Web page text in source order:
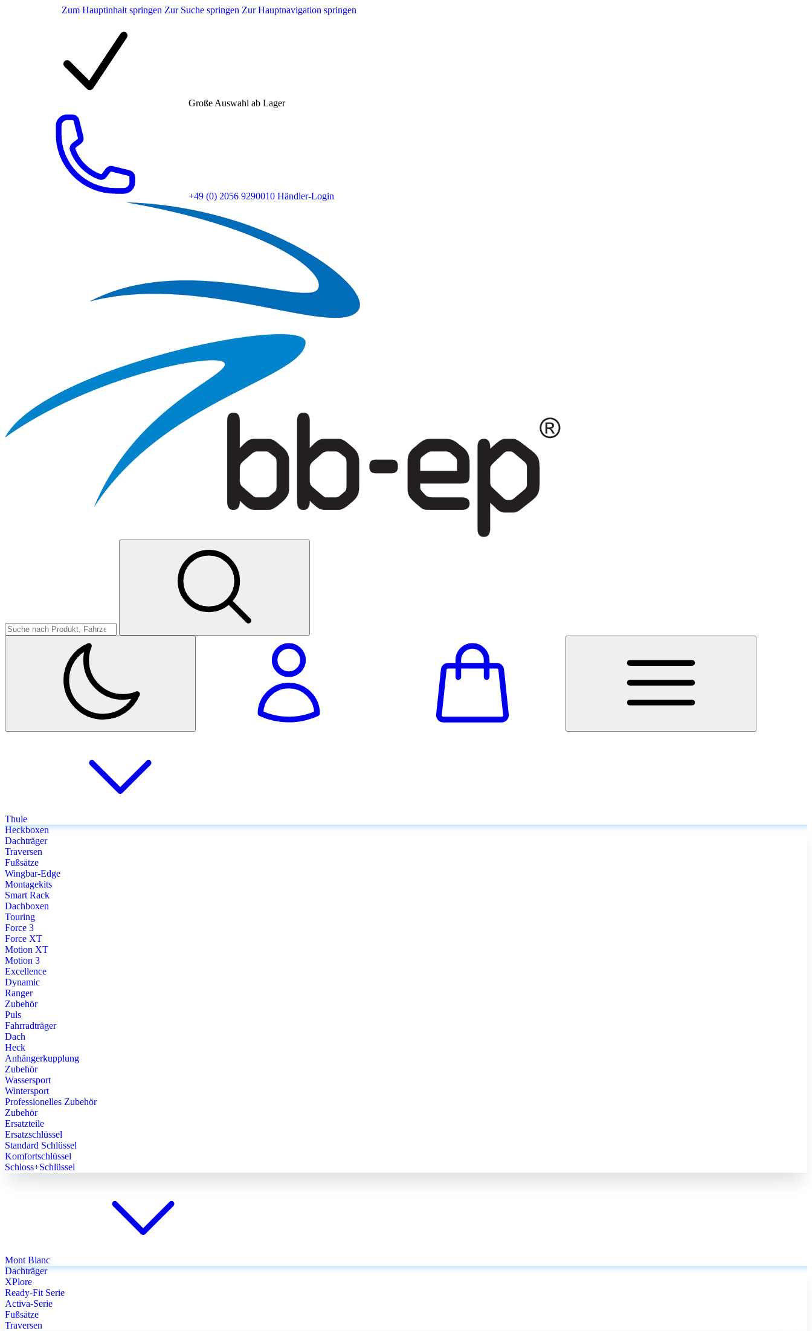
Zum Hauptinhalt springen Zur Suche springen Zur Hauptnavigation springen
Große Auswahl ab Lager
+49 (0) 2056 9290010 Händler-Login
Thule
Heckboxen
Dachträger
Traversen
Fußsätze
Wingbar-Edge
Montagekits
Smart Rack
Dachboxen
Touring
Force 3
Force XT
Motion XT
Motion 3
Excellence
Dynamic
Ranger
Zubehör
Puls
Fahrradträger
Dach
Heck
Anhängerkupplung
Zubehör
Wassersport
Wintersport
Professionelles Zubehör
Zubehör
Ersatzteile
Ersatzschlüssel
Standard Schlüssel
Komfortschlüssel
Schloss+Schlüssel
Mont Blanc
Dachträger
XPlore
Ready-Fit Serie
Activa-Serie
Fußsätze
Traversen